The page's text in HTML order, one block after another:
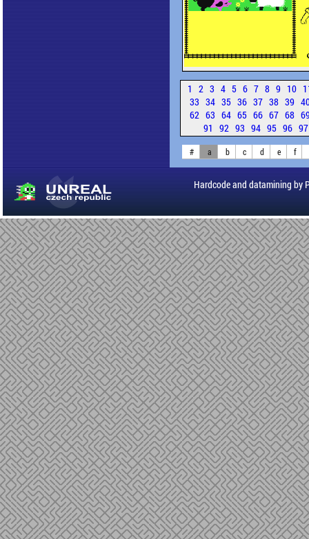
1 2 3 4 5 6 7 8 9 10
33 34 35 36 37 38 39
62 63 64 65 66 67 68
91 92 93 94 95 96
# a b c d e f
Hardcode and datamining by